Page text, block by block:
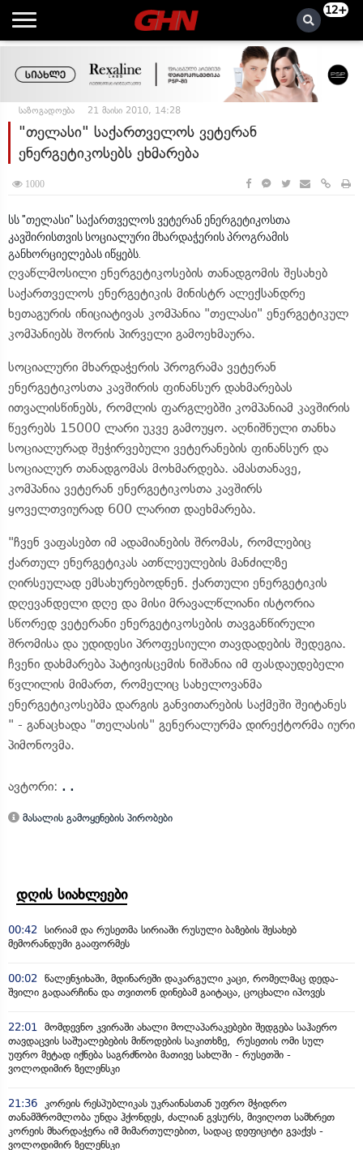
12+
საზოგადოება 21 მაისი 2010, 14:28
"თელასი" საქართველოს ვეტერან
ენერგეტიკოსებს ეხმარება
1000
სს "თელასი" საქართველოს ვეტერან ენერგეტიკოსთა
კავშირისთვის სოციალური მხარდაჭერის პროგრამის
განხორციელებას იწყებს.
ღვაწლმოსილი ენერგეტიკოსების თანადგომის შესახებ
საქართველოს ენერგეტიკის მინისტრ ალექსანდრე
ხეთაგურის ინიციატივას კომპანია "თელასი" ენერგეტიკულ
კომპანიებს შორის პირველი გამოეხმაურა.
სოციალური მხარდაჭერის პროგრამა ვეტერან
ენერგეტიკოსთა კავშირის ფინანსურ დახმარებას
ითვალისწინებს, რომლის ფარგლებში კომპანიამ კავშირის
წევრებს 15000 ლარი უკვე გამოუყო. აღნიშნული თანხა
სოციალურად შეჭირვებული ვეტერანების ფინანსურ და
სოციალურ თანადგომას მოხმარდება. ამასთანავე,
კომპანია ვეტერან ენერგეტიკოსთა კავშირს
ყოველთვიურად 600 ლარით დაეხმარება.
"ჩვენ ვაფასებთ იმ ადამიანების შრომას, რომლებიც
ქართულ ენერგეტიკას ათწლეულების მანძილზე
ღირსეულად ემსახურებოდნენ. ქართული ენერგეტიკის
დღევანდელი დღე და მისი მრავალწლიანი ისტორია
სწორედ ვეტერანი ენერგეტიკოსების თავგანწირული
შრომისა და უდიდესი პროფესიული თავდადების შედეგია.
ჩვენი დახმარება პატივისცემის ნიშანია იმ ფასდაუდებელი
წვლილის მიმართ, რომელიც სახელოვანმა
ენერგეტიკოსებმა დარგის განვითარების საქმეში შეიტანეს
" - განაცხადა "თელასის" გენერალურმა დირექტორმა იური
პიმონოვმა.
ავტორი: . .
მასალის გამოყენების პირობები
დღის სიახლეები
00:42 სირიამ და რუსეთმა სირიაში რუსული ბაზების შესახებ
მემორანდუმი გააფორმეს
00:02 წალენჯიხაში, მდინარეში დაკარგული კაცი, რომელმაც დედა-
შვილი გადაარჩინა და თვითონ დინებამ გაიტაცა, ცოცხალი იპოვეს
22:01 მომდევნო კვირაში ახალი მოლაპარაკებები შედგება საჰაერო
თავდაცვის საშუალებების მიწოდების საკითხზე, რუსეთის ომი სულ
უფრო მეტად იქნება საგრძნობი მათივე სახლში - რუსეთში -
ვოლოდიმირ ზელენსკი
21:36 კორეის რესპუბლიკას უკრაინასთან უფრო მჭიდრო
თანამშრომლობა უნდა ჰქონდეს, ძალიან გვსურს, მივიღოთ სამხრეთ
კორეის მხარდაჭერა იმ მიმართულებით, სადაც დეფიციტი გვაქვს -
ვოლოდიმირ ზელენსკი